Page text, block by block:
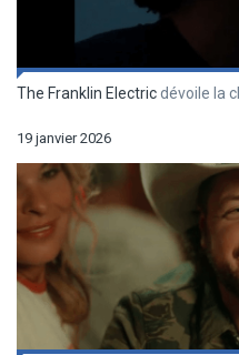
The Franklin Electricdévoile la
19 janvier 2026